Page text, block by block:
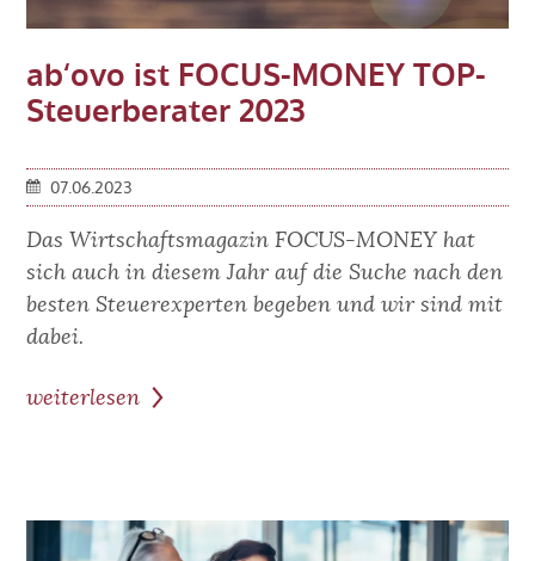
ab‘ovo ist FOCUS-MONEY TOP-
Steuerberater 2023
07.06.2023
Das Wirtschaftsmagazin FOCUS-MONEY hat
sich auch in diesem Jahr auf die Suche nach den
besten Steuerexperten begeben und wir sind mit
dabei.
weiterlesen
FOCUS-